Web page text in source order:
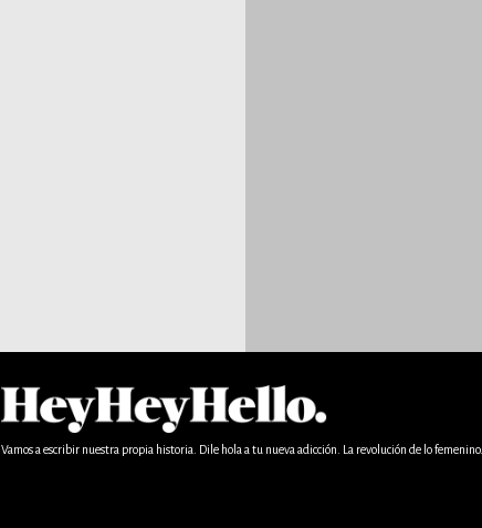
Vamos a escribir nuestra propia historia. Dile hola a tu nueva adicción. La revolución de lo femenino.